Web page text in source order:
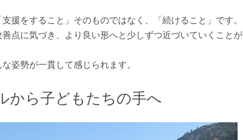
援をすること」そのものではなく、「続けること」です。
点に気づき、より良い形へと少しずつ近づいていくことが
姿勢が一貫して感じられます。
ら子どもたちの手へ